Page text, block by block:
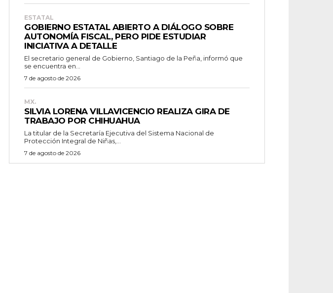
ESTATAL
GOBIERNO ESTATAL ABIERTO A DIÁLOGO SOBRE
AUTONOMÍA FISCAL, PERO PIDE ESTUDIAR
INICIATIVA A DETALLE
El secretario general de Gobierno, Santiago de la Peña, informó que
se encuentra en...
7 de agosto de 2026
MX.
SILVIA LORENA VILLAVICENCIO REALIZA GIRA DE
TRABAJO POR CHIHUAHUA
La titular de la Secretaría Ejecutiva del Sistema Nacional de
Protección Integral de Niñas,...
7 de agosto de 2026